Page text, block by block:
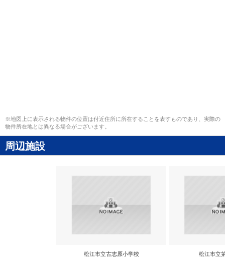
※地図上に表示される物件の位置は付近住所に所在することを表すものであり、実際の
物件所在地とは異なる場合がございます。
周辺施設
松江市立古志原小学校 松江市立